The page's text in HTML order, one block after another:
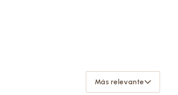
Más relevante